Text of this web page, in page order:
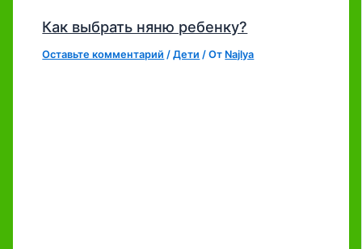
Как выбрать няню ребенку?
Оставьте комментарий /Дети / От Najlya